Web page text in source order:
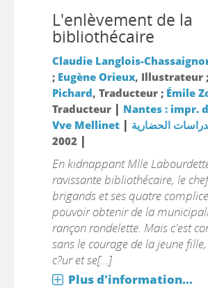
L'enlèvement de la
bibliothécaire
Claudie Langlois-
; Eugène Orieux, Illustrateur ;
Pichard, Traducteur ; Émile
Traducteur | Nantes : impr.
Vve Mellinet| الحضارية
|
2002
En kidnappant Mlle
ravissante bibliothécaire, le
brigands et ses quatre
pouvoir obtenir de la
rançon rondelette. Mais c'est
sans le courage de la jeune
c?ur et se[...]
Plus d'information...